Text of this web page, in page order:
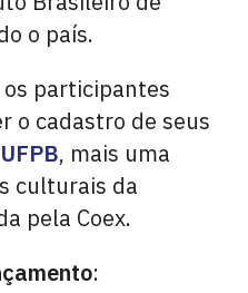
o país.
participantes
o cadastro de seus
, mais uma
culturais da
pela Coex.
: